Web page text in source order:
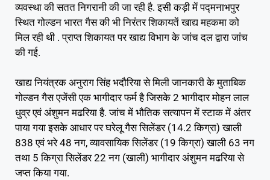
व्यवस्था की सतत निगरानी की जा रही है. इसी कड़ी में पद्मनाभपुर
स्थित गोल्डन भारत गैस की भी निरंतर शिकायतें खाद्य महकमा को
मिल रही थी . प्राप्त शिकायत पर खाद्य विभाग के जांच दल द्वारा जांच
की गई.
खाद्य नियंत्रक अनुराग सिंह भदौरिया से मिली जानकारी के मुताबिक
गोल्डन गैस एजेंसी एक भागीदार फर्म है जिसके 2 भागीदार मोहन लाल
धुव्र एवं अंशुमन मढरिया है. जांच में भौतिक सत्यापन में स्टाक में अंतर
पाया गया इसके आधार पर घरेलू गैस सिलेंडर (14.2 किग्रा) खाली
838 एवं भरे 48 नग, व्यावसायिक सिलेंडर (19 किग्रा) खाली 63 नग
तथा 5 किग्रा सिलेंडर 22 नग (खाली) भागीदार अंशुमन मढरिया से
जप्त किया गया.